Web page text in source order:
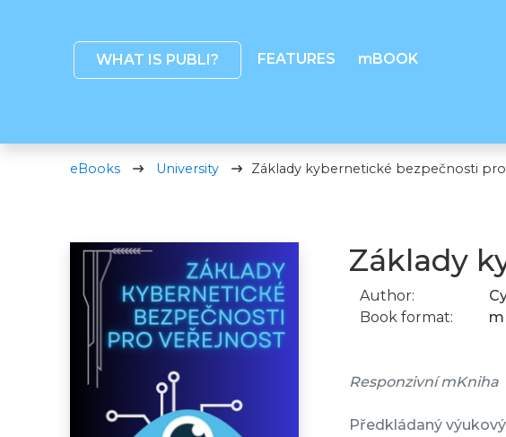
WHAT IS PUBLI? FEATURES mBOOK
eBooks University Základy kybernetické bezpečnosti
Základy
Author:
Book format:
Responzivní mKniha
Předkládaný